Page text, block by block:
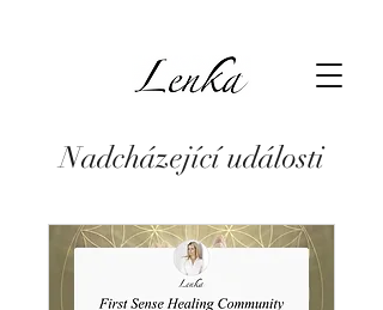
Nadcházející události